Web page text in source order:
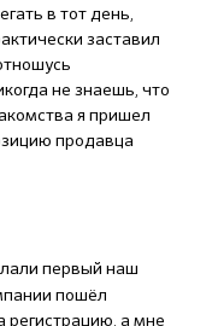
в тот день,
заставил
не знаешь, что
я пришел
продавца
первый наш
пошёл
регистрацию, а мне